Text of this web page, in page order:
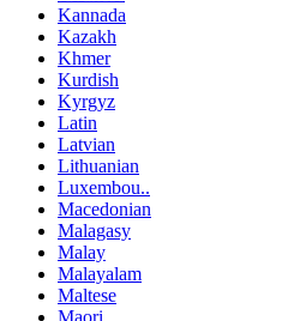
Kannada
Kazakh
Khmer
Kurdish
Kyrgyz
Latin
Latvian
Lithuanian
Luxembou..
Macedonian
Malagasy
Malay
Malayalam
Maltese
Maori